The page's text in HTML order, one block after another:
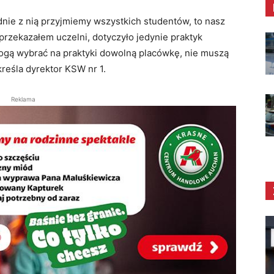
z nią przyjmiemy wszystkich studentów, to nasz
uczelni, dotyczyło jedynie praktyk
wybrać na praktyki dowolną placówkę, nie muszą
dyrektor KSW nr 1.
Reklama